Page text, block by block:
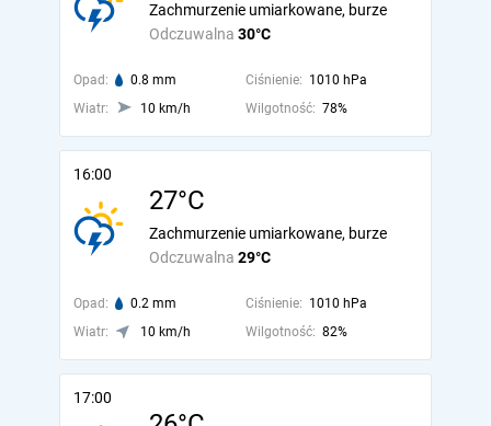
Odczuwalna 30°C
Zachmurzenie umiarkowane, burze
Opad: 0.8 mm Ciśnienie: 1010 hPa
Wiatr:
10 km/h Wilgotność: 78%
16:00
27°C
Odczuwalna 29°C
Zachmurzenie umiarkowane, burze
Opad: 0.2 mm Ciśnienie: 1010 hPa
Wiatr:
10 km/h Wilgotność: 82%
17:00